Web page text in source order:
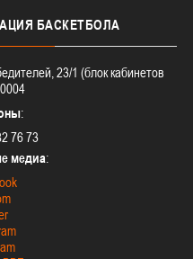
БАСКЕТБОЛА
23/1 (блок кабинетов
:
76 73
медиа: